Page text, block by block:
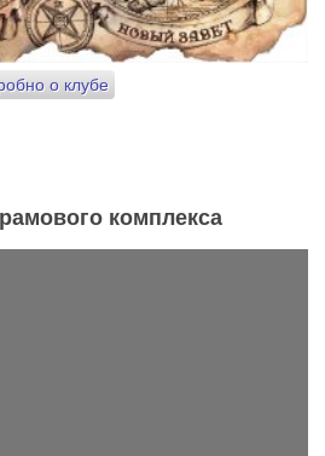
о клубе
комплекса